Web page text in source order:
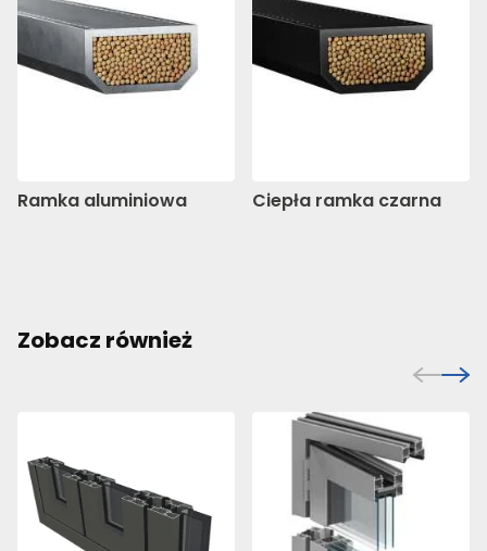
Ramka aluminiowa Ciepła ramka czarna
Zobacz również